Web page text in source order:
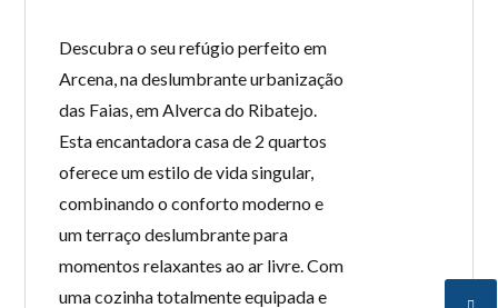
Lost your password?
Descubra o seu refúgio perfeito em
Arcena, na deslumbrante urbanização
das Faias, em Alverca do Ribatejo.
Esta encantadora casa de 2 quartos
oferece um estilo de vida singular,
combinando o conforto moderno e
um terraço deslumbrante para
momentos relaxantes ao ar livre. Com
uma cozinha totalmente equipada e